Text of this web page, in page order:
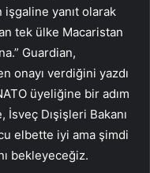
işgaline yanıt olarak
tek ülke Macaristan
Guardian,
onayı verdiğini yazdı
üyeliğine bir adım
İsveç Dışişleri Bakanı
elbette iyi ama şimdi
bekleyeceğiz.